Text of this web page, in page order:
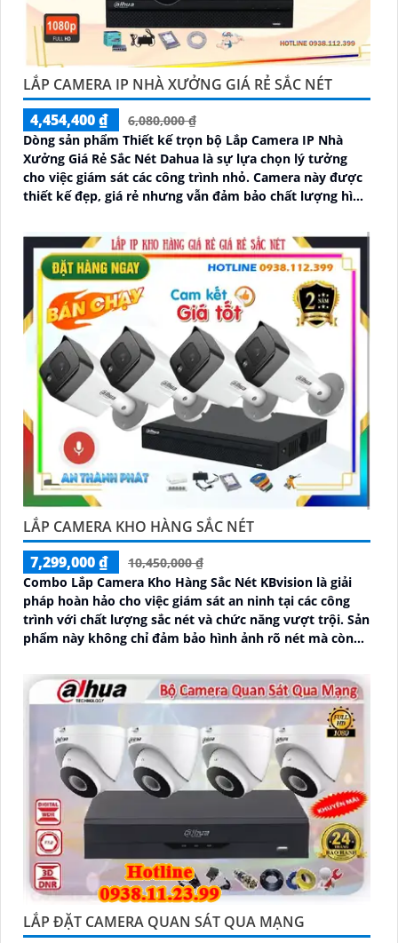
LẮP CAMERA IP NHÀ XƯỞNG GIÁ RẺ SẮC NÉT
4,454,400 ₫
6,080,000 ₫
Dòng sản phẩm Thiết kế trọn bộ Lắp Camera IP Nhà
Xưởng Giá Rẻ Sắc Nét Dahua là sự lựa chọn lý tưởng
cho việc giám sát các công trình nhỏ. Camera này được
thiết kế đẹp, giá rẻ nhưng vẫn đảm bảo chất lượng hình
LẮP CAMERA KHO HÀNG SẮC NÉT
7,299,000 ₫
10,450,000 ₫
Combo Lắp Camera Kho Hàng Sắc Nét KBvision là giải
pháp hoàn hảo cho việc giám sát an ninh tại các công
trình với chất lượng sắc nét và chức năng vượt trội. Sản
phẩm này không chỉ đảm bảo hình ảnh rõ nét mà còn
sát một cách toàn diện và chính xác hơn
LẮP ĐẶT CAMERA QUAN SÁT QUA MẠNG